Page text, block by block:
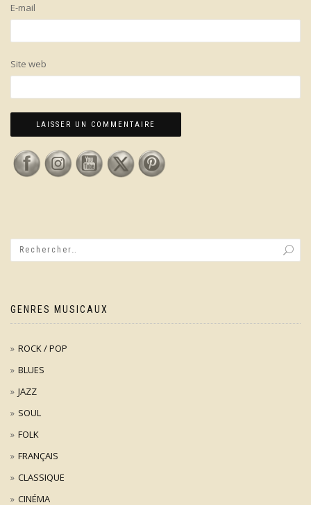
E-mail
Site web
GENRES MUSICAUX
ROCK / POP
BLUES
JAZZ
SOUL
FOLK
FRANÇAIS
CLASSIQUE
CINÉMA